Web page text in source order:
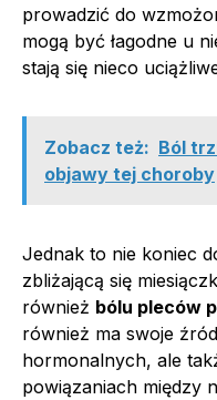
prowadzić do
mogą być łagodne u
stają się nieco
Zobacz też: Ból
objawy tej choroby
Jednak to nie koniec
zbliżającą się
również bólu pleców
również ma swoje
hormonalnych, ale
powiązaniach między